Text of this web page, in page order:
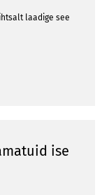
laadige see
ise